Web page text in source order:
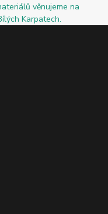
věnujeme na
Karpatech.